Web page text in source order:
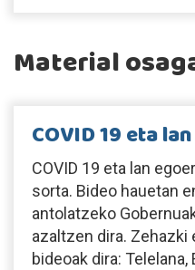
Material
COVID 19 eta
COVID 19 eta lan
sorta. Bideo hauetan
antolatzeko
azaltzen dira.
bideoak dira: Telelana,